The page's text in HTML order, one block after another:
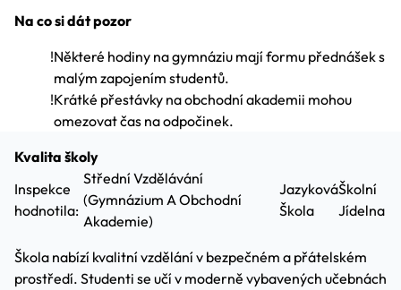
Na co si dát pozor
!Některé hodiny na gymnáziu mají formu přednášek s
malým zapojením studentů.
!Krátké přestávky na obchodní akademii mohou
omezovat čas na odpočinek.
Kvalita školy
Inspekce
hodnotila:
Střední Vzdělávání
(Gymnázium A Obchodní
Akademie)
Jazyková
Škola
Školní
Jídelna
Škola nabízí kvalitní vzdělání v bezpečném a přátelském
prostředí. Studenti se učí v moderně vybavených učebnách